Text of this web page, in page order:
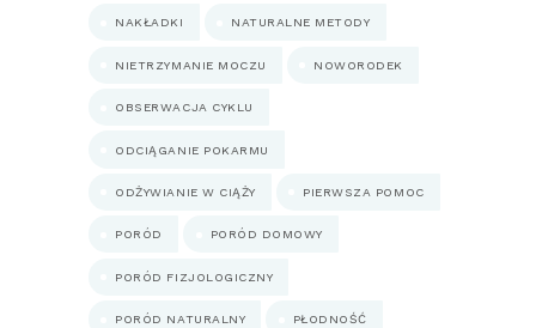
NAKŁADKI NATURALNE METODY
NIETRZYMANIE MOCZU NOWORODEK
OBSERWACJA CYKLU
ODCIĄGANIE POKARMU
ODŻYWIANIE W CIĄŻY PIERWSZA POMOC
PORÓD PORÓD DOMOWY
PORÓD FIZJOLOGICZNY
PORÓD NATURALNY PŁODNOŚĆ